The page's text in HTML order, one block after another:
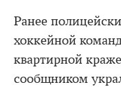
Ранее
хоккейной
квартирной
сообщником